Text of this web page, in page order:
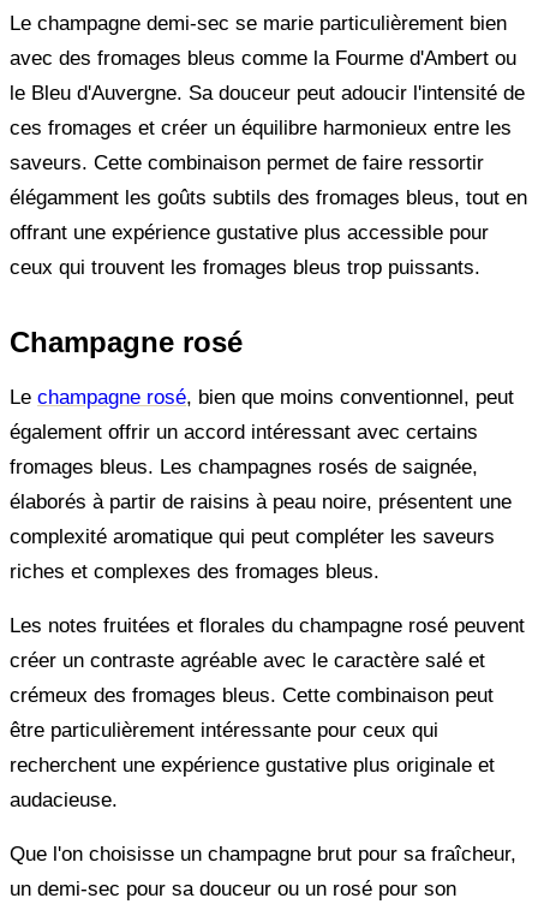
Le champagne demi-sec se marie particulièrement bien
avec des fromages bleus comme la Fourme d'Ambert ou
le Bleu d'Auvergne. Sa douceur peut adoucir l'intensité de
ces fromages et créer un équilibre harmonieux entre les
saveurs. Cette combinaison permet de faire ressortir
élégamment les goûts subtils des fromages bleus, tout en
offrant une expérience gustative plus accessible pour
ceux qui trouvent les fromages bleus trop puissants.
Champagne rosé
Le champagne rosé, bien que moins conventionnel, peut
également offrir un accord intéressant avec certains
fromages bleus. Les champagnes rosés de saignée,
élaborés à partir de raisins à peau noire, présentent une
complexité aromatique qui peut compléter les saveurs
riches et complexes des fromages bleus.
Les notes fruitées et florales du champagne rosé peuvent
créer un contraste agréable avec le caractère salé et
crémeux des fromages bleus. Cette combinaison peut
être particulièrement intéressante pour ceux qui
recherchent une expérience gustative plus originale et
audacieuse.
Que l'on choisisse un champagne brut pour sa fraîcheur,
un demi-sec pour sa douceur ou un rosé pour son